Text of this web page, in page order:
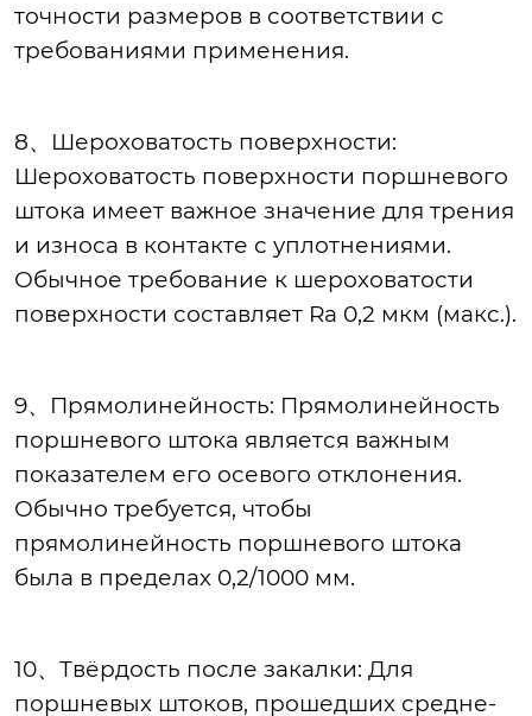
точности размеров в соответствии с
требованиями применения.
8、Шероховатость поверхности:
Шероховатость поверхности поршневого
штока имеет важное значение для трения
и износа в контакте с уплотнениями.
Обычное требование к шероховатости
поверхности составляет Ra 0,2 мкм (макс.).
9、Прямолинейность: Прямолинейность
поршневого штока является важным
показателем его осевого отклонения.
Обычно требуется, чтобы
прямолинейность поршневого штока
была в пределах 0,2/1000 мм.
10、Твёрдость после закалки: Для
поршневых штоков, прошедших средне-